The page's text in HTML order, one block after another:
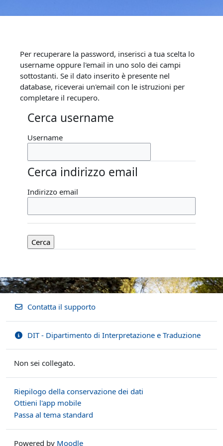
Per recuperare la password, inserisci a tua scelta lo
username oppure l'email in uno solo dei campi
sottostanti. Se il dato inserito è presente nel
database, riceverai un'email con le istruzioni per
completare il recupero.
Cerca username
Cerca username
Username
Cerca indirizzo email
Cerca indirizzo email
Indirizzo email
Contatta il supporto
DIT - Dipartimento di Interpretazione e Traduzione
Non sei collegato.
Riepilogo della conservazione dei dati
Ottieni l'app mobile
Passa al tema standard
Powered by Moodle